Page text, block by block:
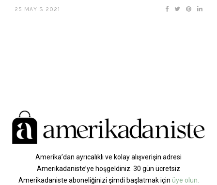
25 MAYIS 2021
Amerika’dan ayrıcalıklı ve kolay alışverişin adresi
Amerikadaniste’ye hoşgeldiniz. 30 gün ücretsiz
Amerikadaniste aboneliğinizi şimdi başlatmak için üye olun.